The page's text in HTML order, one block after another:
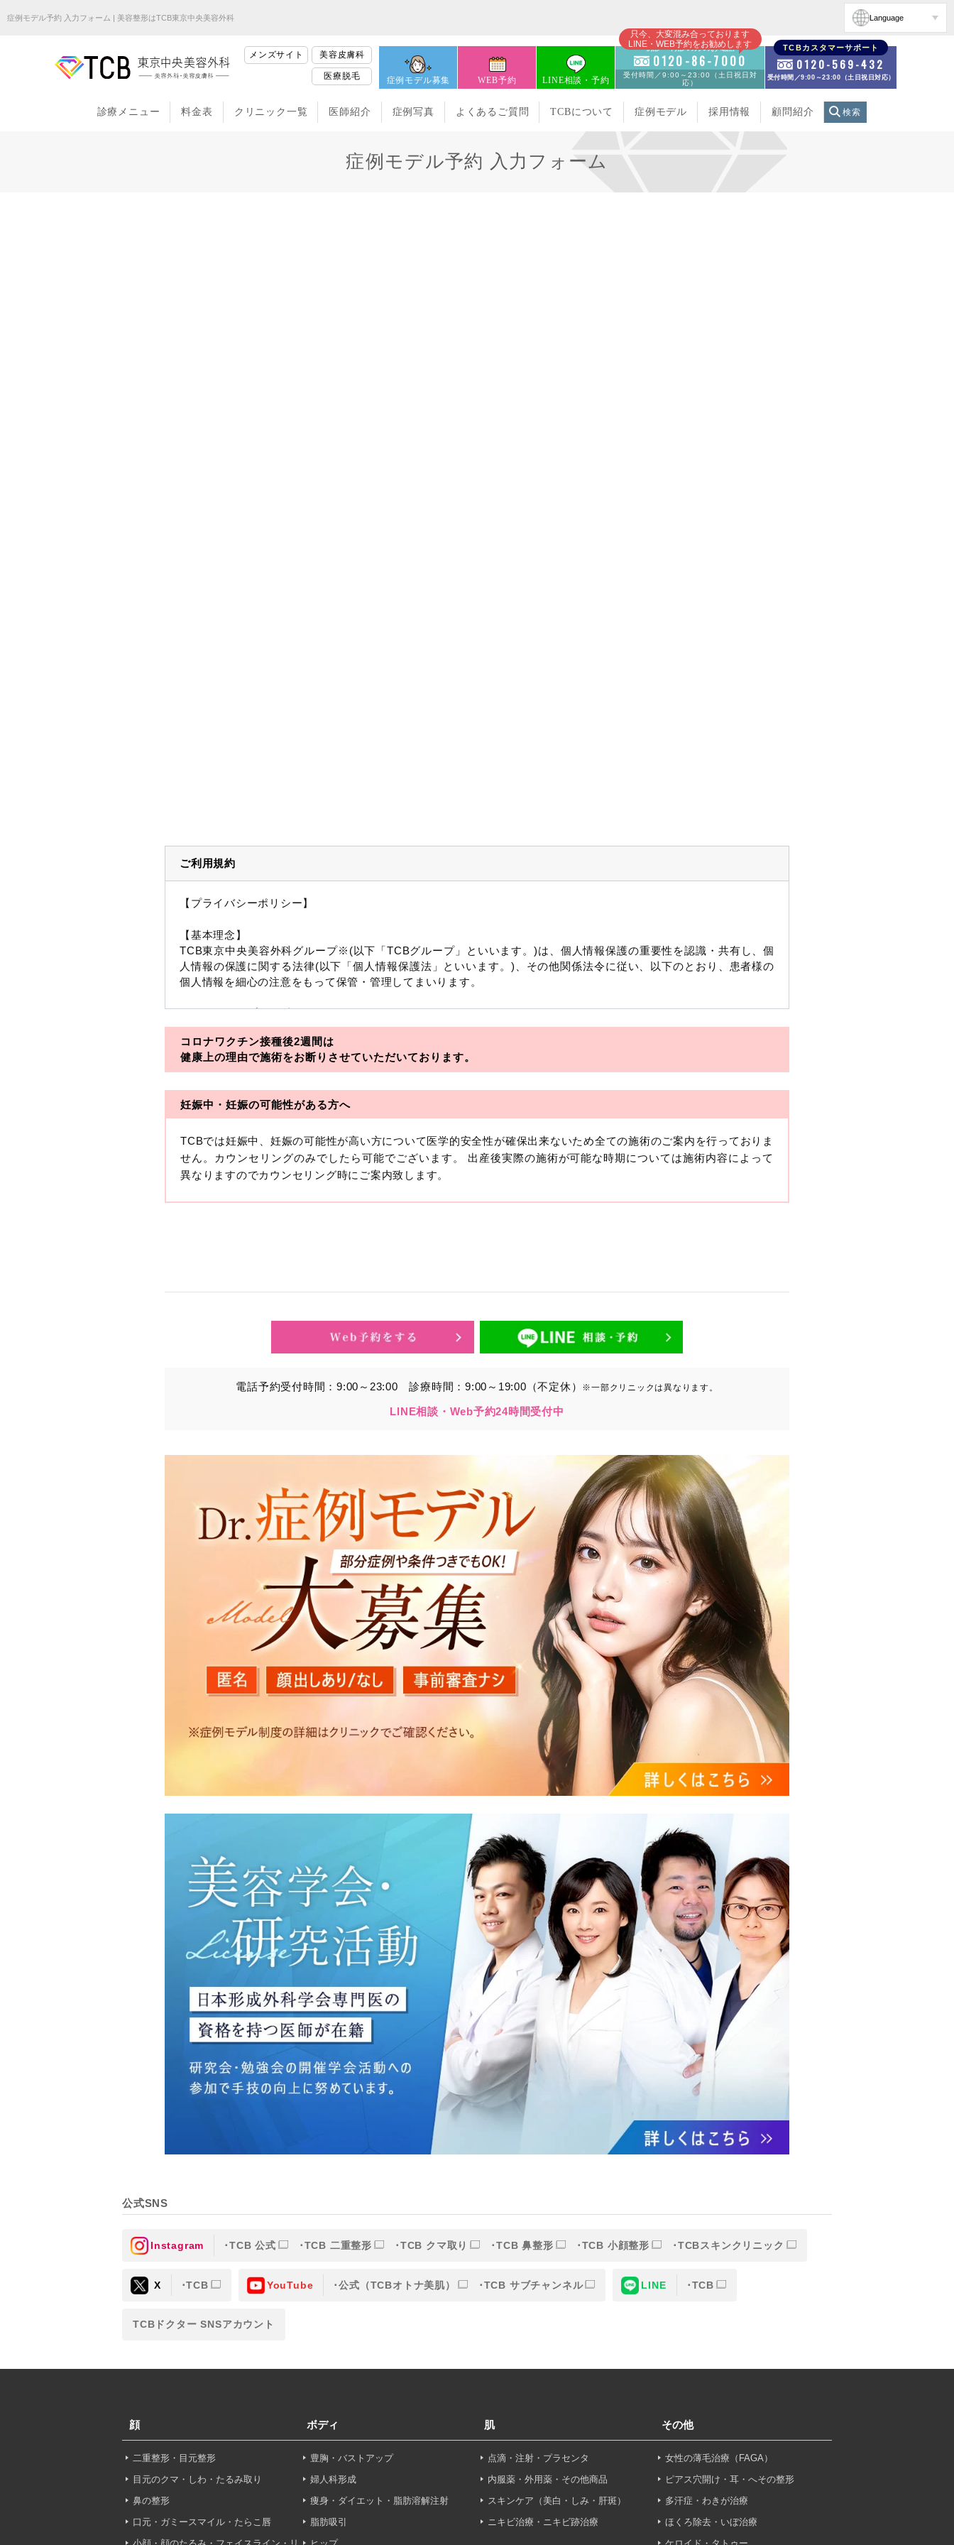
症例モデル予約 入力フォーム | 美容整形はTCB東京中央美容外科 Language
メンズサイト 美容皮膚科
医療脱毛 症例モデル募集 WEB予約 LINE相談・予約
只今、大変混み合っております
LINE・WEB予約をお勧めします
初診・再診の方のお電話
0120-86-7000
受付時間／9:00～23:00（土日祝日対
応）
TCBカスタマーサポート
0120-569-432
受付時間／9:00～23:00（土日祝日対応）
診療メニュー 料金表 クリニック一覧 医師紹介 症例写真 よくあるご質問 TCBについて 症例モデル 採用情報 顧問紹介 検索
症例モデル予約 入力フォーム
ご利用規約
【プライバシーポリシー】
【基本理念】
TCB東京中央美容外科グループ※(以下「TCBグループ」といいます。)は、個人情報保護の重要性を認識・共有し、個
人情報の保護に関する法律(以下「個人情報保護法」といいます。)、その他関係法令に従い、以下のとおり、患者様の
個人情報を細心の注意をもって保管・管理してまいります。
※TCBグループとは以下を総称していいます。
・一般社団法人メディカルアライアンス
・医療法人社団メディカルフロンティア
・医療法人社団創彩会
【定義】
本プライバシーポリシーにおいて「個人情報」とは、生存する個人に関する情報であって、当該情報に含まれる氏名、
生年月日その他の記述等により特定の個人を識別できるもの又は個人識別符号（個人情報保護委員会の政令に準じま
収集した患者様に関する情報には、単独のままでは特定の個人を識別できない情報もありますが、他の情報と組み合わ
③を併せて「取得情報」といいます。）。
・その他、特定の個人を識別することができる情報
・患者様がご利用になった各種サービスの内容、ご利用日時、閲覧履歴等に関連する情報
（これには、Cookie情報、アクセスログ等の利用状況に関する情報を含みます。）
③TCBグループが第三者から間接的に収集する情報
患者様の同意を得た上で、以下の情報をパブリックDMP事業者およびアフィリエイトサービスプロバイダ等の第三者
から取得し、TCBグループが既に有している患者様の個人情報と紐づける場合があります。
・患者様の閲覧履歴、端末等の情報
【利用目的】
TCBグループは取得情報を以下の目的で利用いたします。
・クリニックの来院予約、医療サービスの提供、医療関連商品の販売、アフターケア対応、これらに付随する諸対応等
のサービス提供のため
・医療サービスの提供に関する他の医療機関、検査機関及び研究機関との連携のため
・サービス向上を目的とした医療サービス・販売する医療関連商品に関する患者様へのアンケートの送受信及びこれに
・Cookie等の技術を用いたアクセス履歴、閲覧記録等に関する情報の収集、分析
・閲覧記録等から趣味・嗜好を分析した情報を使用しての広告に利用するため
・お問い合わせ又はご意見の内容確認及びその対応のため
・患者様のサービス利用状況の分析及び症例研究のため
・広告、宣伝、マーケティングのため
【個人情報の管理体制について】
TCBグループは、取り扱う個人情報を、厳正な管理の下に蓄積・保管し、当該個人情報への不正アクセス・紛失・破
壊・改ざんおよび漏洩等を防止するため、必要かつ適切な組織的・人的・物理的・技術的防御措置を講じます。
【個人情報の共同利用について】
TCBグループは、【利用目的】達成に必要な範囲で、取得情報を共同して利用することがあります。
なお、共同利用にあたっては、一般社団法人メディカルアライアンスが個人情報の管理について責任を有します。
東京都港区西新橋3-25-33 フロンティア御成門7F
一般社団法人メディカルアライアンス
【利用目的】の達成のため
【外部委託について】
めを行い、契約にあたっては取得情報が適正に管理されるよう確保します。
以外の第三者に開示・提供することはありません。
【個人情報の開示・訂正・利用停止について】
TCBグループは、本人の申し出により個人情報に関する開示、訂正、更新、削除、利用停止その他お問い合わせについ
て、これを適切に対応します。
問合せ先：個人情報お問合せフォーム
コロナワクチン接種後2週間は
健康上の理由で施術をお断りさせていただいております。
妊娠中・妊娠の可能性がある方へ
TCBでは妊娠中、妊娠の可能性が高い方について医学的安全性が確保出来ないため全ての施術のご案内を行っておりま
せん。カウンセリングのみでしたら可能でございます。 出産後実際の施術が可能な時期については施術内容によって
異なりますのでカウンセリング時にご案内致します。
電話予約受付時間：9:00～23:00診療時間：9:00～19:00（不定休） ※一部クリニックは異なります。
LINE相談・Web予約24時間受付中
公式SNS
Instagram TCB 公式 TCB 二重整形 TCB クマ取り TCB 鼻整形 TCB 小顔整形 TCBスキンクリニック
X TCB YouTube 公式（TCBオトナ美肌） TCB サブチャンネル LINE TCB
TCBドクター SNSアカウント
顔
二重整形・目元整形
目元のクマ・しわ・たるみ取り
鼻の整形
口元・ガミースマイル・たらこ唇
ボディ
豊胸・バストアップ
婦人科形成
痩身・ダイエット・脂肪溶解注射
脂肪吸引
肌
点滴・注射・プラセンタ
内服薬・外用薬・その他商品
スキンケア（美白・しみ・肝斑）
ニキビ治療・ニキビ跡治療
その他
女性の薄毛治療（FAGA）
ピアス穴開け・耳・へその整形
多汗症・わきが治療
ほくろ除去・いぼ治療